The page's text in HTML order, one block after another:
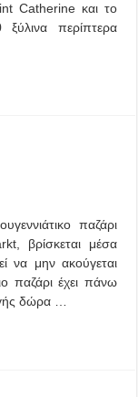
Catherine και το
περίπτερα
παζάρι
βρίσκεται μέσα
να μην ακούγεται
παζάρι έχει πάνω
δώρα …